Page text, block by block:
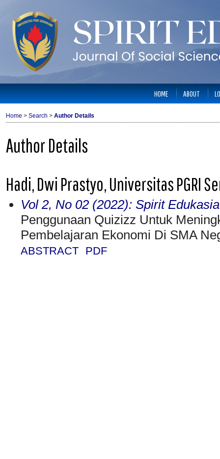
HOME ABOUT
Home > Search > Author Details
Author Details
Hadi, Dwi Prastyo, Universitas PGRI
Vol 2, No 02 (2022): Spirit
Penggunaan Quizizz Untuk
Pembelajaran Ekonomi Di SMA
ABSTRACT PDF